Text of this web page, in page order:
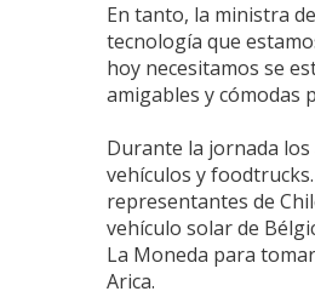
En tanto, la ministra
tecnología que
hoy necesitamos se
amigables y cómodas
Durante la jornada
vehículos y
representantes de
vehículo solar de
La Moneda para
Arica.